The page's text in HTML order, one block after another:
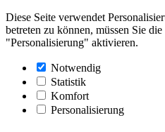
Diese Seite verwendet
betreten zu können, müssen Sie
"Personalisierung" aktivieren.
Notwendig
Statistik
Komfort
Personalisierung